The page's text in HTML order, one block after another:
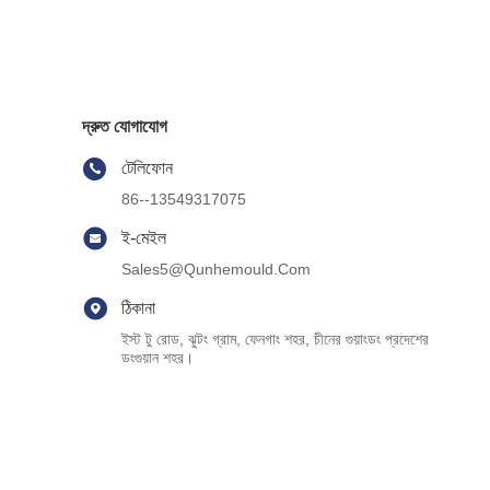
দ্রুত যোগাযোগ
টেলিফোন
86--13549317075
ই-মেইল
Sales5@qunhemould.com
ঠিকানা
ইস্ট টু রোড, ঝুটং গ্রাম, ফেনগাং শহর, চীনের গুয়াংডং প্রদেশের
ডংগুয়ান শহর।